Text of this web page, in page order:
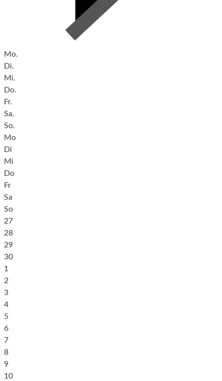
Mo.
Di.
Mi.
Do.
Fr.
Sa.
So.
Mo
Di
Mi
Do
Fr
Sa
So
27
28
29
30
1
2
3
4
5
6
7
8
9
10